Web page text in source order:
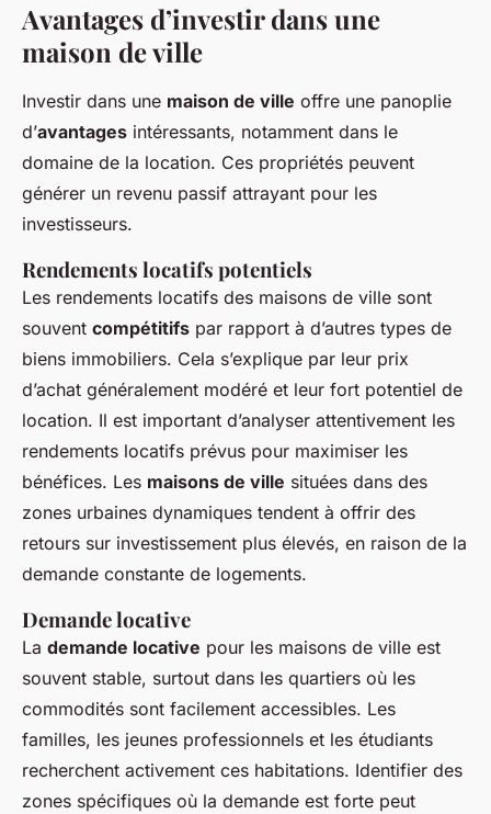
Avantages d’investir dans une
maison de ville
Investir dans une maison de ville offre une panoplie
d’avantages intéressants, notamment dans le
domaine de la location. Ces propriétés peuvent
générer un revenu passif attrayant pour les
investisseurs.
Rendements locatifs potentiels
Les rendements locatifs des maisons de ville sont
souvent compétitifs par rapport à d’autres types de
biens immobiliers. Cela s’explique par leur prix
d’achat généralement modéré et leur fort potentiel de
location. Il est important d’analyser attentivement les
rendements locatifs prévus pour maximiser les
bénéfices. Les maisons de ville situées dans des
zones urbaines dynamiques tendent à offrir des
retours sur investissement plus élevés, en raison de la
demande constante de logements.
Demande locative
La demande locative pour les maisons de ville est
souvent stable, surtout dans les quartiers où les
commodités sont facilement accessibles. Les
familles, les jeunes professionnels et les étudiants
recherchent activement ces habitations. Identifier des
zones spécifiques où la demande est forte peut